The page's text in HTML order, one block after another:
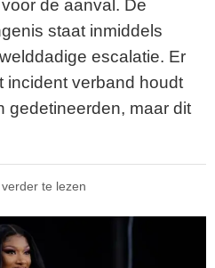
de aanval. De
staat inmiddels
escalatie. Er
incident verband houdt
gedetineerden, maar dit
te lezen